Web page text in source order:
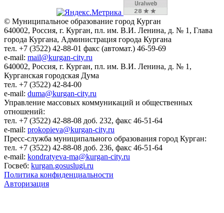
© Муниципальное образование город Курган
640002, Россия, г. Курган, пл. им. В.И. Ленина, д. № 1, Глава
города Кургана, Администрация города Кургана
тел. +7 (3522) 42-88-01 факс (автомат.) 46-59-69
e-mail: mail@kurgan-city.ru
640002, Россия, г. Курган, пл. им. В.И. Ленина, д. № 1,
Курганская городская Дума
тел. +7 (3522) 42-84-00
e-mail: duma@kurgan-city.ru
Управление массовых коммуникаций и общественных
отношений:
тел. +7 (3522) 42-88-08 доб. 232, факс 46-51-64
e-mail: prokopieva@kurgan-city.ru
Пресс-служба муниципального образования город Курган:
тел. +7 (3522) 42-88-08 доб. 236, факс 46-51-64
e-mail: kondratyeva-ma@kurgan-city.ru
Госвеб: kurgan.gosuslugi.ru
Политика конфиденциальности
Авторизация